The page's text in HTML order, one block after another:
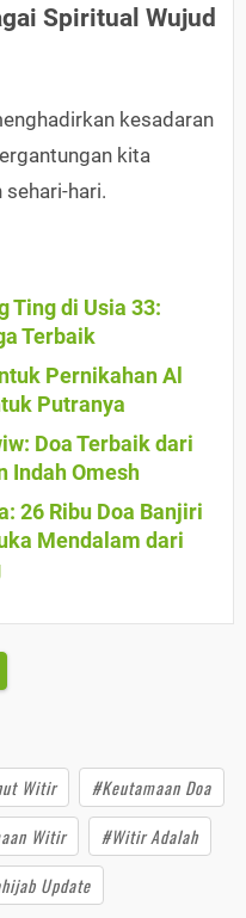
Spiritual Wujud
kesadaran
kita
hari.
Ting di Usia 33:
Terbaik
Pernikahan Al
Putranya
Doa Terbaik dari
Indah Omesh
26 Ribu Doa Banjiri
Mendalam dari
Witir
#Keutamaan Doa
Witir
#Witir Adalah
Update